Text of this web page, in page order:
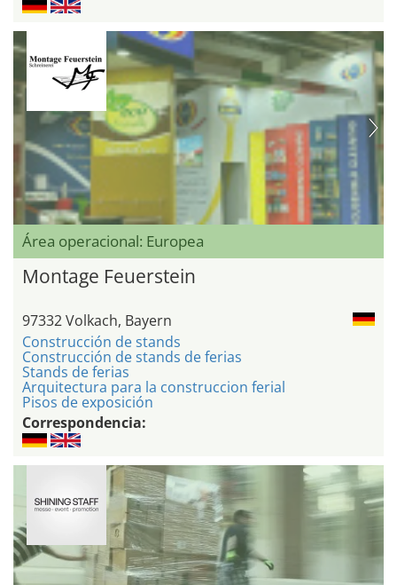
Área operacional: Europea
Montage Feuerstein
97332 Volkach, Bayern
Construcción de stands
Construcción de stands de ferias
Stands de ferias
Arquitectura para la construccion ferial
Pisos de exposición
Correspondencia: